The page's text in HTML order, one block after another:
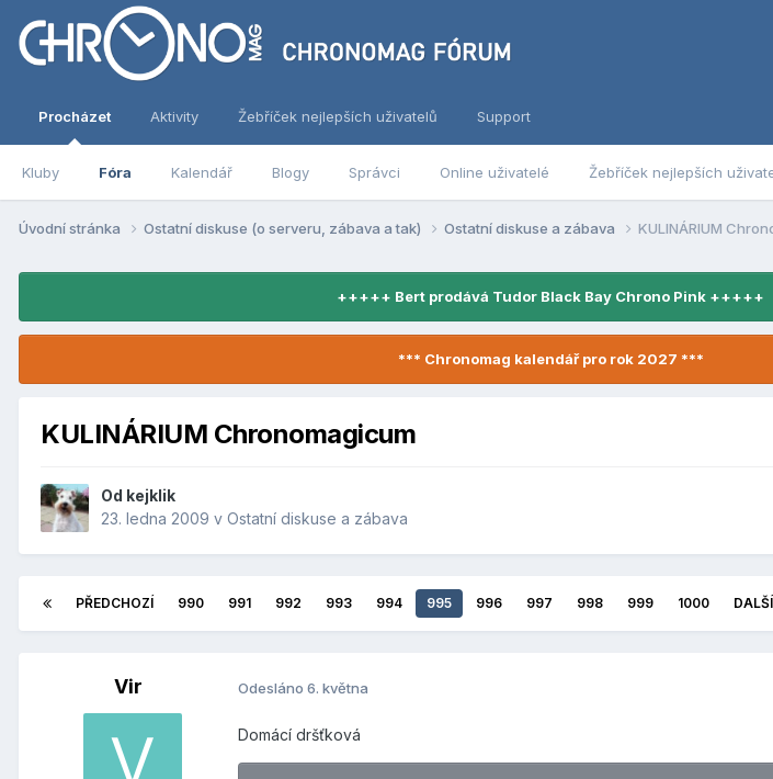
Procházet
Kluby Fóra Kalendář Blogy Správci Online uživatelé Žebříček nejlepších
Aktivity Žebříček nejlepších uživatelů Support
Úvodní stránka Ostatní diskuse (o serveru, zábava a tak) Ostatní diskuse a zábava KULINÁRIUM
+++++ Bert prodává Tudor Black Bay Chrono Pink +++++
*** Chronomag kalendář pro rok 2027 ***
KULINÁRIUM Chronomagicum
Od kejklik
23. ledna 2009 v Ostatní diskuse a zábava
PŘEDCHOZÍ 990 991 992 993 994 995 996 997 998 999 1000 DALŠÍ
Vir Odesláno 6. května
Domácí dršťková